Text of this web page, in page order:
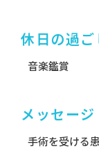
休日の過ご
音楽鑑賞
メッセージ
手術を受ける